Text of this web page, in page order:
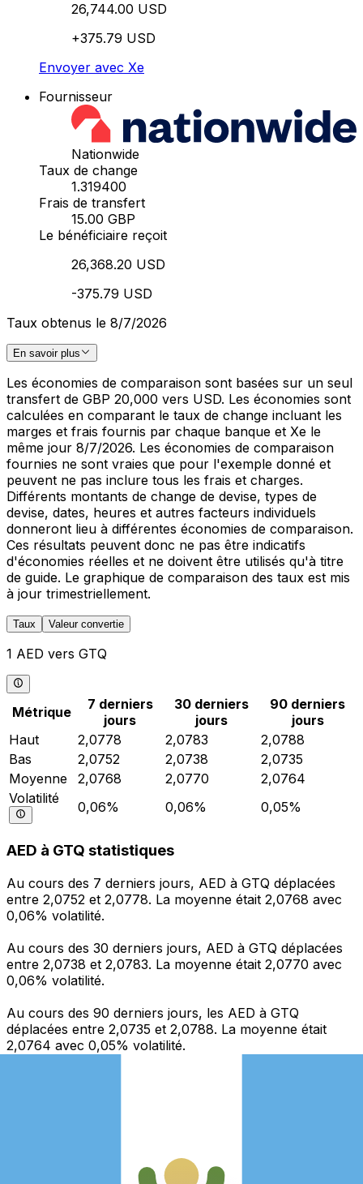
26,744.00 USD
+375.79 USD
Envoyer avec Xe
Fournisseur
Nationwide
Taux de change
1.319400
Frais de transfert
15.00 GBP
Le bénéficiaire reçoit
26,368.20 USD
-375.79 USD
Taux obtenus le 8/7/2026
En savoir plus
Les économies de comparaison sont basées sur un seul
transfert de GBP 20,000 vers USD. Les économies sont
calculées en comparant le taux de change incluant les
marges et frais fournis par chaque banque et Xe le
même jour 8/7/2026. Les économies de comparaison
fournies ne sont vraies que pour l'exemple donné et
peuvent ne pas inclure tous les frais et charges.
Différents montants de change de devise, types de
devise, dates, heures et autres facteurs individuels
donneront lieu à différentes économies de comparaison.
Ces résultats peuvent donc ne pas être indicatifs
d'économies réelles et ne doivent être utilisés qu'à titre
de guide. Le graphique de comparaison des taux est mis
à jour trimestriellement.
Taux Valeur convertie
1 AED vers GTQ
Métrique
7 derniers
jours
30 derniers
jours
90 derniers
jours
Haut
2,0778 2,0783
2,0788
Bas
2,0752 2,0738
2,0735
Moyenne
2,0768 2,0770
2,0764
Volatilité
0,06% 0,06% 0,05%
AED à GTQ statistiques
Au cours des 7 derniers jours, AED à GTQ déplacées
entre 2,0752 et 2,0778. La moyenne était 2,0768 avec
0,06% volatilité.
Au cours des 30 derniers jours, AED à GTQ déplacées
entre 2,0738 et 2,0783. La moyenne était 2,0770 avec
0,06% volatilité.
Au cours des 90 derniers jours, les AED à GTQ
déplacées entre 2,0735 et 2,0788. La moyenne était
2,0764 avec 0,05% volatilité.
L'application Xe réunit toutes les fonctionnalités
nécessaires pour vos transferts d'argent internationaux